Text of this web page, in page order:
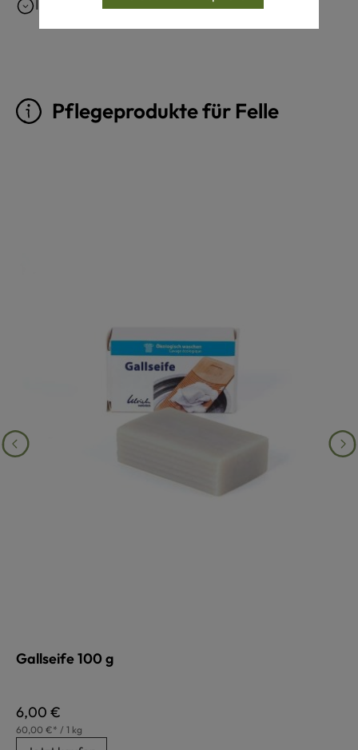
Ist echtes Schaffell waschbar?
Pflegeprodukte für Felle
Gallseife 100 g
Regulärer Preis:
6,00 €
60,00 €* / 1 kg